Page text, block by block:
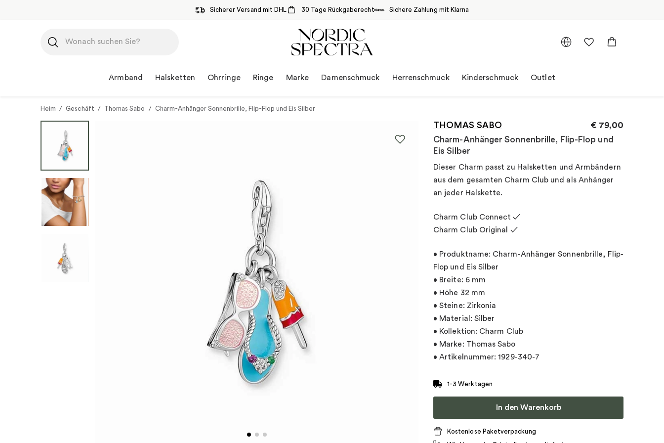
Sicherer Versand mit DHL 30 Tage Rückgaberecht Sichere Zahlung mit Klarna
Inhalt
springen
Armband Halsketten Ohrringe Ringe Marke Damenschmuck Herrenschmuck Kinderschmuck Outlet
Heim / Geschäft / Thomas Sabo / Charm-Anhänger Sonnenbrille, Flip-Flop und Eis Silber
THOMAS SABO
Charm-Anhänger Sonnenbrille, Flip-Flop und
Eis Silber
€ 79,00
Dieser Charm passt zu Halsketten und Armbändern
aus dem gesamten Charm Club und als Anhänger
an jeder Halskette.
Charm Club Connect ✓
Charm Club Original ✓
• Produktname: Charm-Anhänger Sonnenbrille, Flip-
Flop und Eis Silber
• Breite: 6 mm
• Höhe 32 mm
• Steine: Zirkonia
• Material: Silber
• Kollektion: Charm Club
• Marke: Thomas Sabo
• Artikelnummer: 1929-340-7
1-3 Werktagen
In den Warenkorb
Kostenlose Paketverpackung